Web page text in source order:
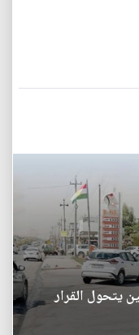
يتحول القرار